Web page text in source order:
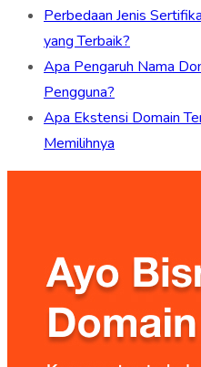
Perbedaan Jenis
yang Terbaik?
Apa Pengaruh Nama
Pengguna?
Apa Ekstensi Domain
Memilihnya